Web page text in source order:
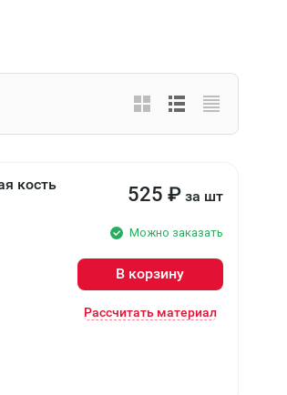
кость 525 ₽ за шт
Можно заказать
В корзину
Рассчитать материал